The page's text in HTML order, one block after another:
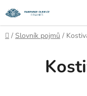
na
obsah
Domů
/ Slovník pojmů /